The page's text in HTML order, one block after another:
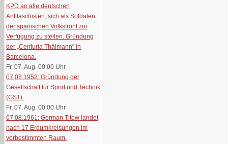
KPD an alle deutschen
Antifaschisten, sich als Soldaten
der spanischen Volksfront zur
Verfügung zu stellen. Gründung
der „Centuria Thälmann“ in
Barcelona.
Fr, 07. Aug. 00:00 Uhr
07.08.1952: Gründung der
Gesellschaft für Sport und Technik
(GST).
Fr, 07. Aug. 00:00 Uhr
07.08.1961: German Titow landet
nach 17 Erdumkreisungen im
vorbestimmten Raum.